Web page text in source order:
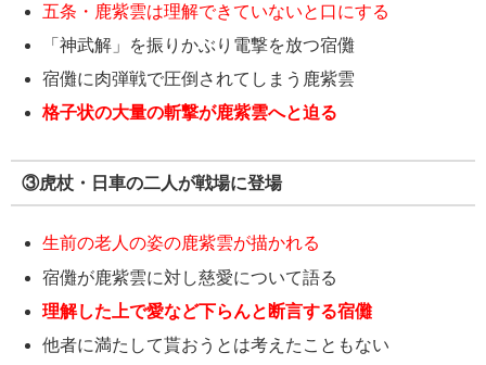
五条・鹿紫雲は理解できていないと口にする
「神武解」を振りかぶり電撃を放つ宿儺
宿儺に肉弾戦で圧倒されてしまう鹿紫雲
格子状の大量の斬撃が鹿紫雲へと迫る
③虎杖・日車の二人が戦場に登場
生前の老人の姿の鹿紫雲が描かれる
宿儺が鹿紫雲に対し慈愛について語る
理解した上で愛など下らんと断言する宿儺
他者に満たして貰おうとは考えたこともない